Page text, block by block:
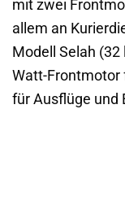
mit zwei
allem an
Modell Selah
Watt-Frontmotor
für Ausflüge und